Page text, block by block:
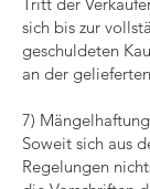
sich bis zur
geschuldeten
an der
7)
Soweit sich aus
Regelungen